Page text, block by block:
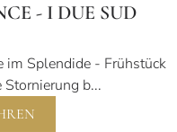
- I DUE SUD
im Splendide - Frühstück
b...